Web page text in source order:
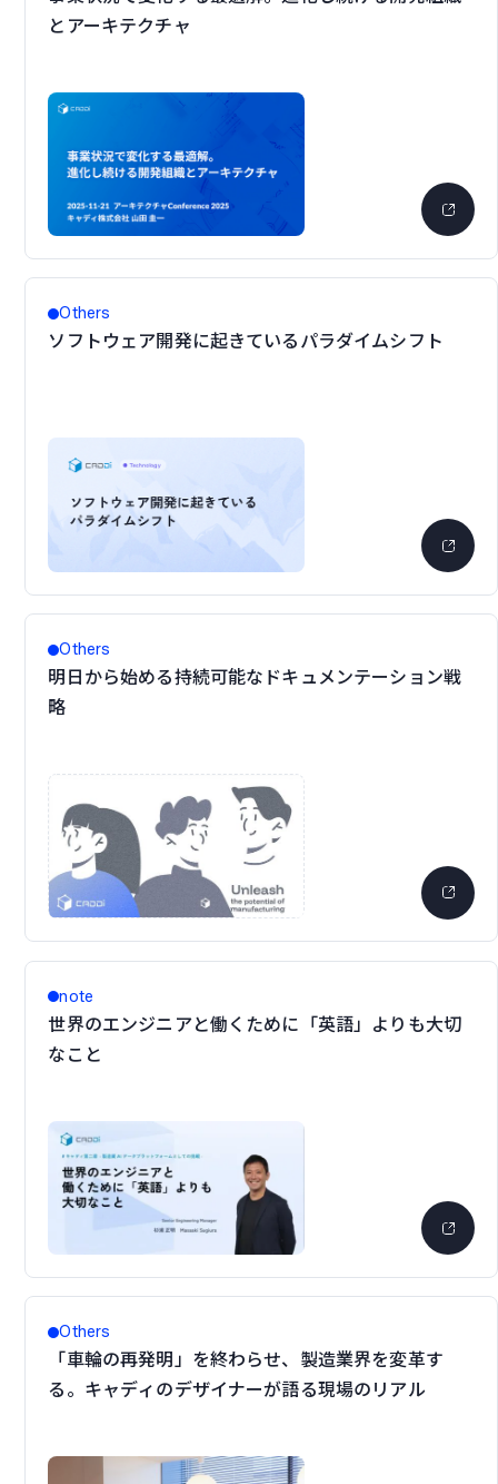
とアーキテクチャ
Others
ソフトウェア開発に起きているパラダイムシフト
Others
明日から始める持続可能なドキュメンテーション戦
略
note
世界のエンジニアと働くために「英語」よりも大切
なこと
Others
「車輪の再発明」を終わらせ、製造業界を変革す
る。キャディのデザイナーが語る現場のリアル